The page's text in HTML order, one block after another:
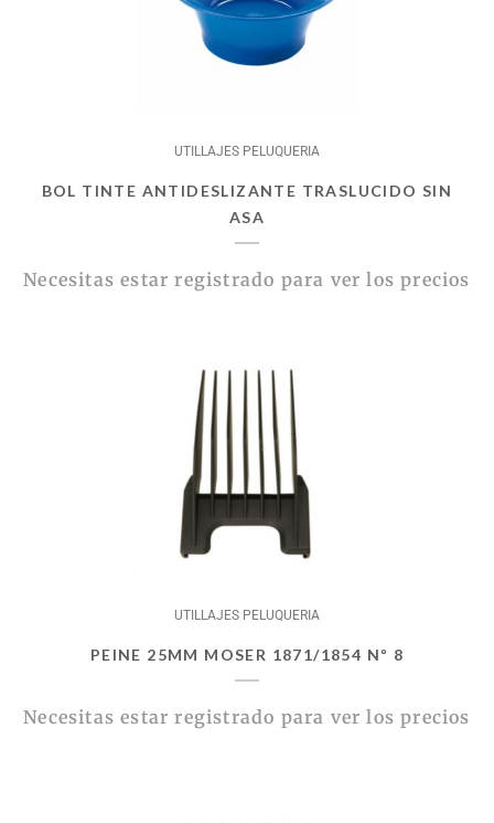
UTILLAJES PELUQUERIA
BOL TINTE ANTIDESLIZANTE TRASLUCIDO SIN
ASA
Necesitas estar registrado para ver los precios
UTILLAJES PELUQUERIA
PEINE 25MM MOSER 1871/1854 Nº 8
Necesitas estar registrado para ver los precios